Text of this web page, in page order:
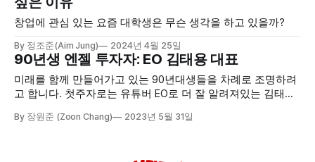
창업에 관심 있는 요즘 대학생은 무슨 생각을 하고 있을까?
By 정조준(Aim Jung) 2024년 4월 25일
90년생 엔젤 투자자: EO 김태용 대표
미래를 함께 만들어가고 있는 90년대생들을 차례로 조명하려
고 합니다. 첫주자로는 유튜버 EO로 더 잘 알려져있는 김태용
By 장원준 (Zoon Chang) 2023년 5월 31일